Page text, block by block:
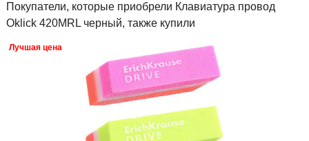
Покупатели, которые приобрели Клавиатура провод
Oklick 420MRL черный, также купили
Лучшая цена